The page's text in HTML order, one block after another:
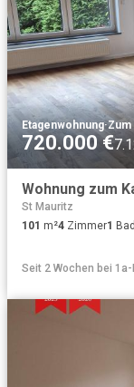
Etagenwohnung·Zum
720.000 €
St Mauritz
101 m²4 Zimmer1
Seit 2 Wochen bei 1a-